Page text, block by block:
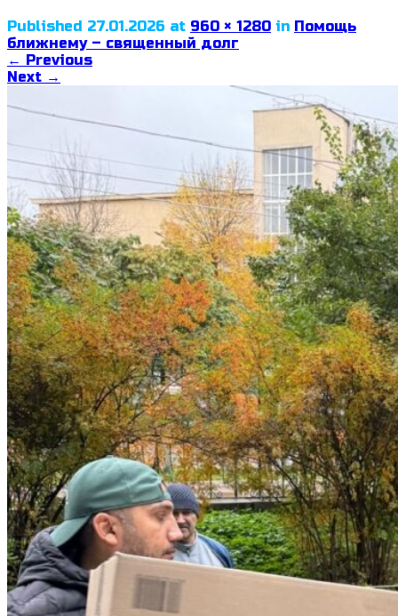
Published 27.01.2026 at 960 × 1280 in Помощь
ближнему – священный долг
← Previous
Next →